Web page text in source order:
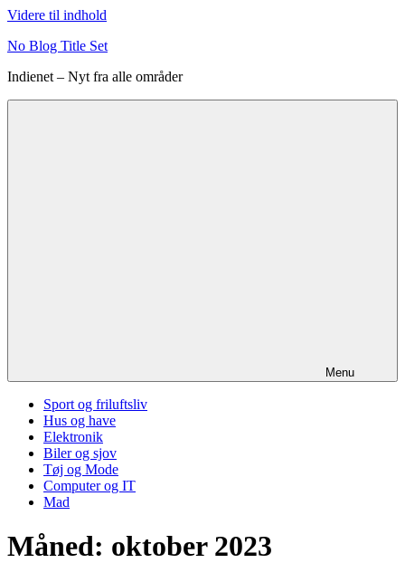
Videre til indhold
No Blog Title Set
Indienet – Nyt fra alle områder
Menu
Sport og friluftsliv
Hus og have
Elektronik
Biler og sjov
Tøj og Mode
Computer og IT
Mad
Måned: oktober 2023